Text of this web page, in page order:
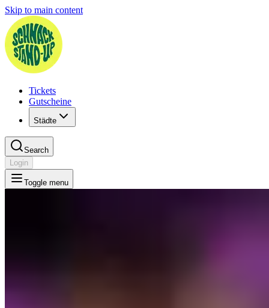
Skip to main content
Tickets
Gutscheine
Städte
Search
Login
Toggle menu